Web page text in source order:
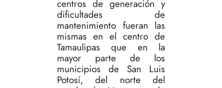
centros de generación y
dificultades de
mantenimiento fueran las
mismas en el centro de
Tamaulipas que en la
mayor parte de los
municipios de San Luis
Potosí, del norte del